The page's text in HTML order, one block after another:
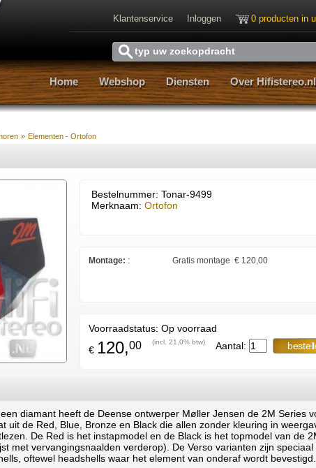
Klantenservice Inloggen 0 producten in
Home Webshop Diensten Over Hifistereo.nl
Home Webshop Diensten Over Hifistereo.nl
» Elementen - Ortofon
Bestelnummer: Tonar-9499
Merknaam: Ortofon
Montage: : Gratis montage € 120,00
Voorraadstatus: Op voorraad
€ 120,00 (incl. 21,0% btw) Aantal:
diamant heeft de Deense ontwerper Møller Jensen de 2M Series
uit de Red, Blue, Bronze en Black die allen zonder kleuring in
De Red is het instapmodel en de Black is het topmodel van de
met vervangingsnaalden verderop). De Verso varianten zijn speciaal
oftewel headshells waar het element van onderaf wordt bevestigd.